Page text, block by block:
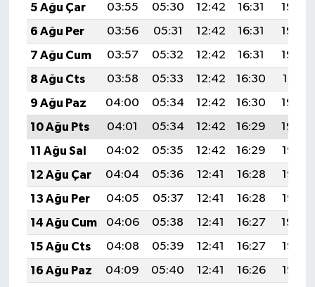
5 Ağu Çar
03:55 05:30 12:42 16:31
19:45
6 Ağu Per
03:56 05:31 12:42 16:31
19:44
7 Ağu Cum
03:57 05:32 12:42 16:31
19:43
8 Ağu Cts
03:58 05:33 12:42 16:30
19:41
9 Ağu Paz
04:00 05:34 12:42 16:30
19:40
10 Ağu Pts
04:01 05:34 12:42 16:29
19:39
11 Ağu Sal
04:02 05:35 12:42 16:29
19:38
12 Ağu Çar
04:04 05:36 12:41 16:28
19:37
13 Ağu Per
04:05 05:37 12:41 16:28
19:35
14 Ağu Cum
04:06 05:38 12:41 16:27
19:34
15 Ağu Cts
04:08 05:39 12:41 16:27
19:33
16 Ağu Paz
04:09 05:40 12:41 16:26
19:32
Genel
Politika
YEREL
BÖLGEDEN
BİLİM TEKNOLOJİ
ASAYİŞ
SEÇİM 2015
ÇEVRE